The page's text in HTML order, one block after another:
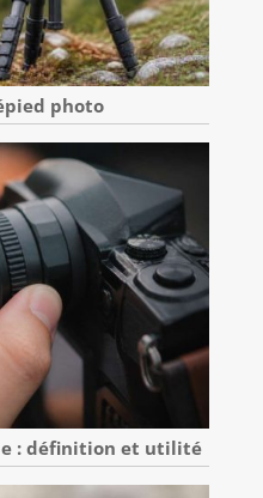
photo
: définition et utilité